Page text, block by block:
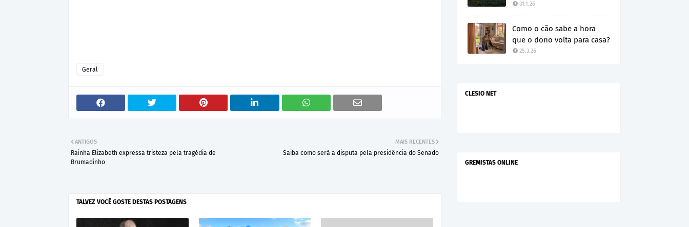
Geral
MAIS RECENTES
Saiba como será a disputa pela presidência do Senado
ANTIGOS
Rainha Elizabeth expressa tristeza pela tragédia de
Brumadinho
TALVEZ VOCÊ GOSTE DESTAS POSTAGENS
31.1.26
Como o cão sabe a hora
que o dono volta para casa?
25.3.26
CLESIO NET
GREMISTAS ONLINE